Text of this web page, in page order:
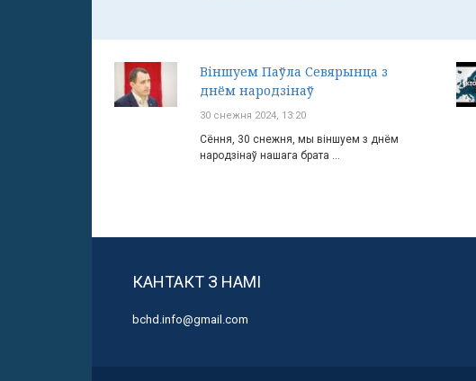
Віншуем Паўла Севярынца з
днём народзінаў
30 снежня 2024, 13:20
Сёння, 30 снежня, мы віншуем з днём
народзінаў нашага брата ...
КАНТАКТ З НАМІ
bchd.info@gmail.com